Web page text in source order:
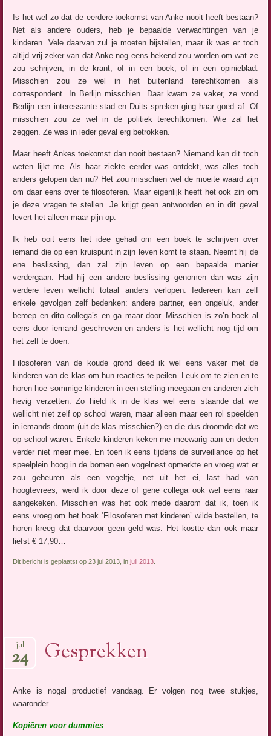
Is het wel zo dat de eerdere toekomst van Anke nooit heeft bestaan?
Net als andere ouders, heb je bepaalde verwachtingen van je
kinderen. Vele daarvan zul je moeten bijstellen, maar ik was er toch
altijd vrij zeker van dat Anke nog eens bekend zou worden om wat ze
zou schrijven, in de krant, of in een boek, of in een opinieblad.
Misschien zou ze wel in het buitenland terechtkomen als
correspondent. In Berlijn misschien. Daar kwam ze vaker, ze vond
Berlijn een interessante stad en Duits spreken ging haar goed af. Of
misschien zou ze wel in de politiek terechtkomen. Wie zal het
zeggen. Ze was in ieder geval erg betrokken.
Maar heeft Ankes toekomst dan nooit bestaan? Niemand kan dit toch
weten lijkt me. Als haar ziekte eerder was ontdekt, was alles toch
anders gelopen dan nu? Het zou misschien wel de moeite waard zijn
om daar eens over te filosoferen. Maar eigenlijk heeft het ook zin om
je deze vragen te stellen. Je krijgt geen antwoorden en in dit geval
levert het alleen maar pijn op.
Ik heb ooit eens het idee gehad om een boek te schrijven over
iemand die op een kruispunt in zijn leven komt te staan. Neemt hij de
ene beslissing, dan zal zijn leven op een bepaalde manier
verdergaan. Had hij een andere beslissing genomen dan was zijn
verdere leven wellicht totaal anders verlopen. Iedereen kan zelf
enkele gevolgen zelf bedenken: andere partner, een ongeluk, ander
beroep en dito collega’s en ga maar door. Misschien is zo’n boek al
eens door iemand geschreven en anders is het wellicht nog tijd om
het zelf te doen.
Filosoferen van de koude grond deed ik wel eens vaker met de
kinderen van de klas om hun reacties te peilen. Leuk om te zien en te
horen hoe sommige kinderen in een stelling meegaan en anderen zich
hevig verzetten. Zo hield ik in de klas wel eens staande dat we
wellicht niet zelf op school waren, maar alleen maar een rol speelden
in iemands droom (uit de klas misschien?) en die dus droomde dat we
op school waren. Enkele kinderen keken me meewarig aan en deden
verder niet meer mee. En toen ik eens tijdens de surveillance op het
speelplein hoog in de bomen een vogelnest opmerkte en vroeg wat er
zou gebeuren als een vogeltje, net uit het ei, last had van
hoogtevrees, werd ik door deze of gene collega ook wel eens raar
aangekeken. Misschien was het ook mede daarom dat ik, toen ik
eens vroeg om het boek ‘Filosoferen met kinderen’ wilde bestellen, te
horen kreeg dat daarvoor geen geld was. Het kostte dan ook maar
liefst € 17,90…
Dit bericht is geplaatst op 23 jul 2013, injuli 2013
Gesprekken
jul
24
Anke is nogal productief vandaag. Er volgen nog twee stukjes,
waaronder
Kopiëren voor dummies